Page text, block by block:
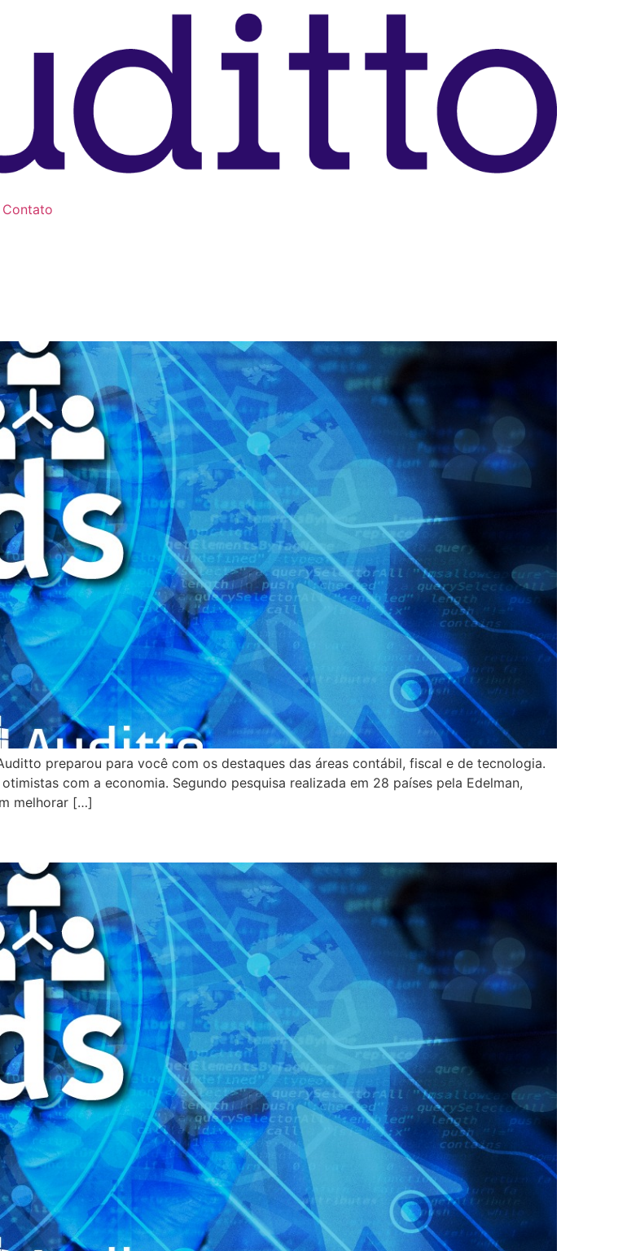
Contato
preparou para você com os destaques das áreas contábil, fiscal e de tecnologia.
com a economia. Segundo pesquisa realizada em 28 países pela Edelman,
melhorar […]